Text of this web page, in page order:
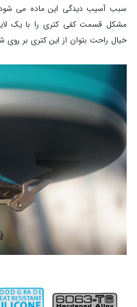
مشکل قسمت کفی کتری را با یک
خیال راحت بتوان از این کتری بر روی